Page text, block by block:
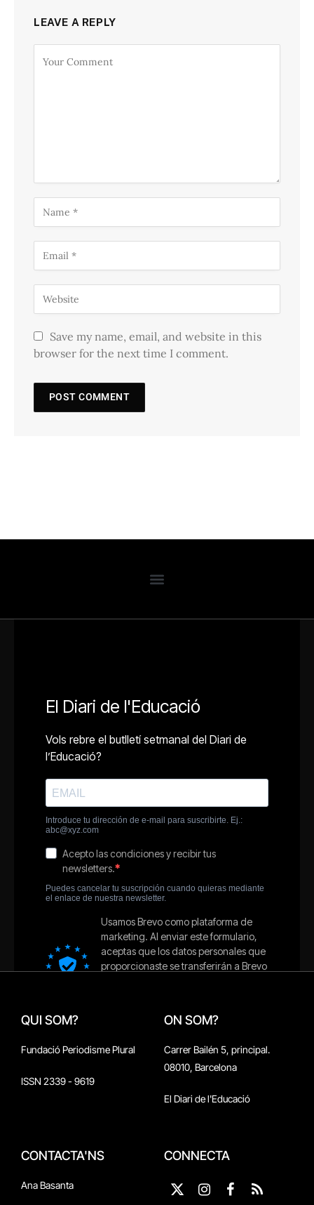
LEAVE A REPLY
Save my name, email, and website in this
browser for the next time I comment.
QUI SOM?
Fundació Periodisme Plural
ISSN 2339 - 9619
ON SOM?
Carrer Bailén 5, principal.
08010, Barcelona
El Diari de l'Educació
CONTACTA'NS
Ana Basanta
CONNECTA
X
Instagram
Facebook
RSS